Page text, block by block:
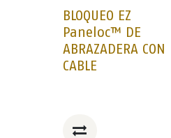
BLOQUEO EZ
Paneloc™ DE
ABRAZADERA CON
CABLE